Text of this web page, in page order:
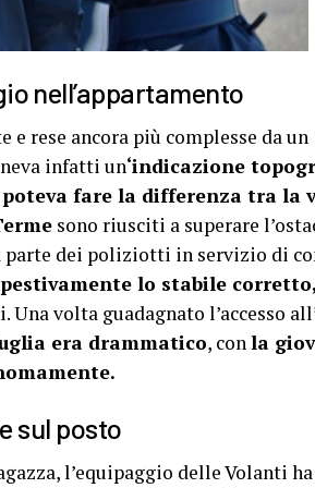
nell’appartamento
rese ancora più complesse da un
infatti un‘indicazione
poteva fare la differenza tra la
sono riusciti a superare
parte dei poliziotti in servizio di
lo stabile corretto,
volta guadagnato l’accesso
era drammatico, conla
sul posto
l’equipaggio delle Volanti